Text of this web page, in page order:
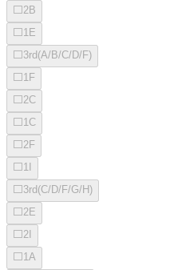
⬜ 2B
⬜ 1E
⬜ 3rd(A/B/C/D/F)
⬜ 1F
⬜ 2C
⬜ 1C
⬜ 2F
⬜ 1I
⬜ 3rd(C/D/F/G/H)
⬜ 2E
⬜ 2I
⬜ 1A